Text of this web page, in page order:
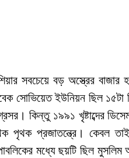
সবচেয়ে বড় অস্ত্রের
সোভিয়েত ইউনিয়ন ছিল ১৫টা
কিন্তু ১৯৯১ খৃষ্টাব্দের
পৃথক প্রজাতন্ত্রে। কেবল
মধ্যে ছয়টি ছিল